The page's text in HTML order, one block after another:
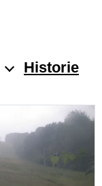
Historie